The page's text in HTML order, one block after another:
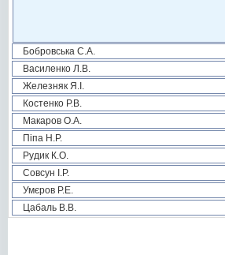
Бобровська С.А.
Василенко Л.В.
Железняк Я.І.
Костенко Р.В.
Макаров О.А.
Піпа Н.Р.
Рудик К.О.
Совсун І.Р.
Умєров Р.Е.
Цабаль В.В.